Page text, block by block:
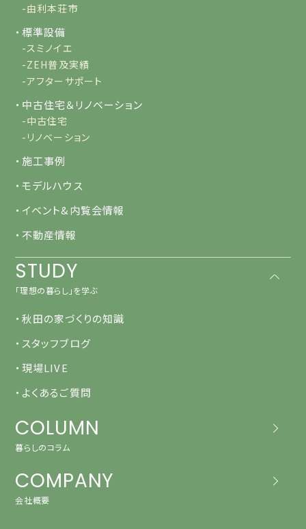
-由利本荘市
・標準設備
-スミノイエ
-ZEH普及実績
-アフターサポート
・中古住宅＆リノベーション
-中古住宅
-リノベーション
・施工事例
・モデルハウス
・イベント&内覧会情報
・不動産情報
STUDY
「理想の暮らし」を学ぶ
・秋田の家づくりの知識
・スタッフブログ
・現場LIVE
・よくあるご質問
COLUMN
暮らしのコラム
COMPANY
会社概要